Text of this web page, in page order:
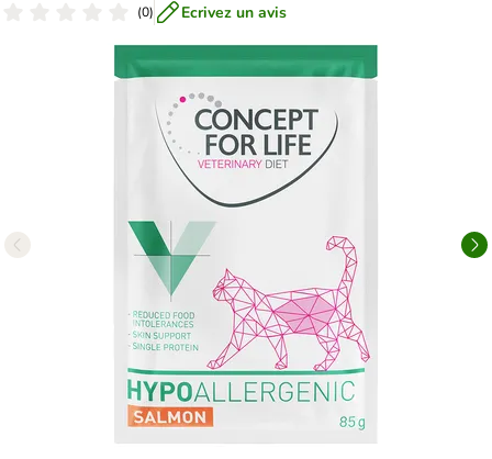
(0) Ecrivez un avis